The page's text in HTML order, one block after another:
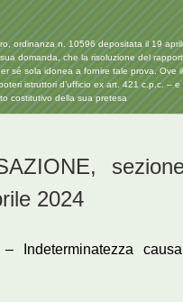
ordinanza n. 10596 depositata il 19
domanda, che la risoluzione del
sé sola idonea a fornire tale prova.
istruttori d’ufficio ex art. 421 c.p.c.
costitutivo della sua pretesa
2024
– Indeterminatezza